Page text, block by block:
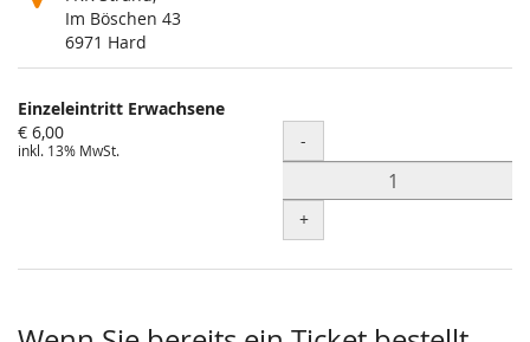
Im Böschen 43
6971 Hard
Produkte
Unkategorisierte
Produkte
Einzeleintritt Erwachsene
€ 6,00
inkl. 13% MwSt. Menge
-
+